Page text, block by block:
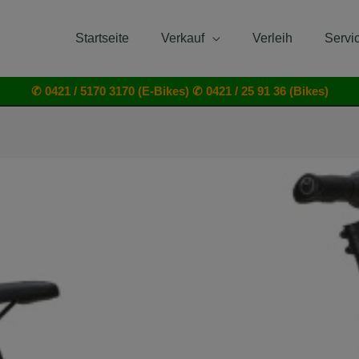
Startseite Verkauf Verleih
✆ 0421 / 5170 3170 (E-Bikes) ✆ 0421 / 25 91 36 (Bikes)